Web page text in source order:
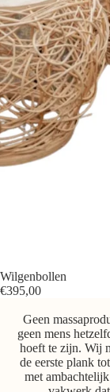
Wilgenbollen
€395,00
Geen
geen mens
hoeft te zijn. Wij
de eerste plank
met